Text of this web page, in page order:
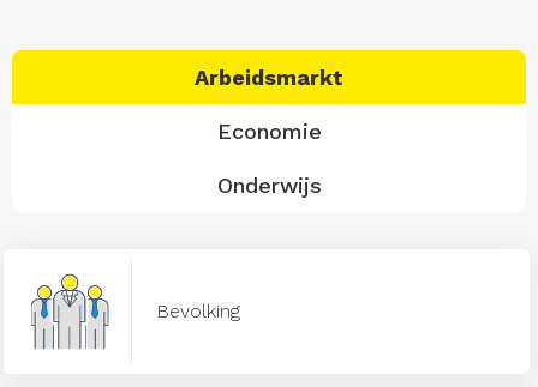
Arbeidsmarkt
Economie
Onderwijs
Bevolking